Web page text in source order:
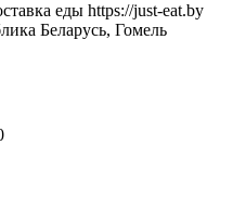
еды https://just-eat.by
Беларусь, Гомель